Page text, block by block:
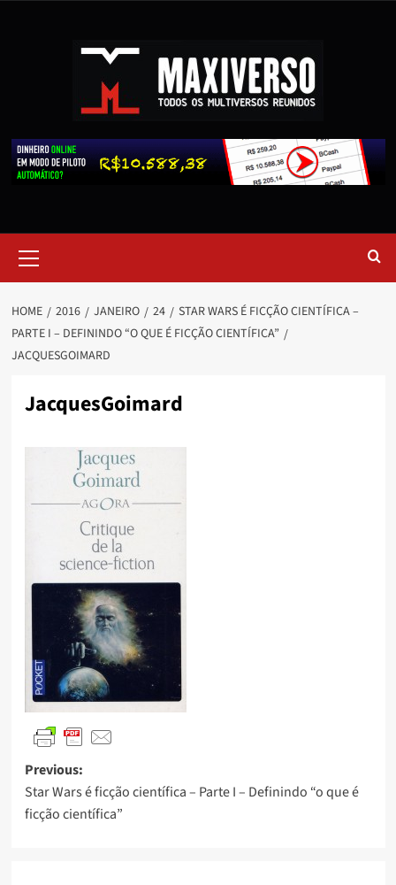
HOME 2016 JANEIRO 24
STAR WARS É FICÇÃO CIENTÍFICA –
PARTE I – DEFININDO “O QUE É FICÇÃO CIENTÍFICA”
JACQUESGOIMARD
JacquesGoimard
Previous:
Star Wars é ficção científica – Parte I – Definindo “o que é
ficção científica”